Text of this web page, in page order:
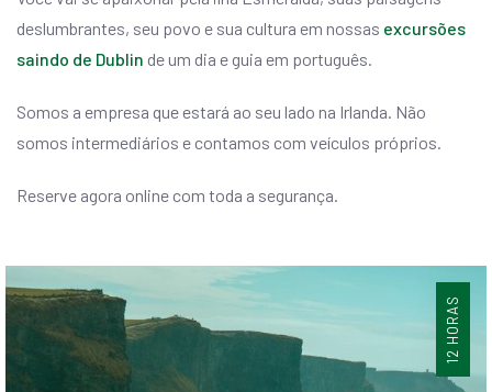
deslumbrantes, seu povo e sua cultura em nossas excursões
saindo de Dublin de um dia e guia em português.
Somos a empresa que estará ao seu lado na Irlanda. Não
somos intermediários e contamos com veículos próprios.
Reserve agora online com toda a segurança.
12 HORAS